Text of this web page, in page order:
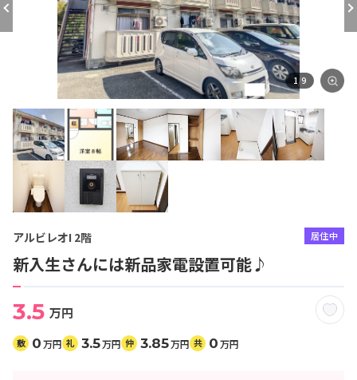
1/9
アルビレオI 2階
新入生さんには新品家電設置可能♪
居住中
3.5 万円
敷 0万円 礼 3.5万円 仲 3.85万円 共 0万円